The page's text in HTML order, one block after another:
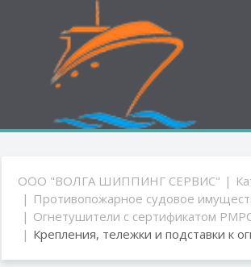
ООО "ВОЛГА ШИППИНГ СЕРВИС"
Противопожарное судовое
Огнетушители с сертификатом
Крепления, тележки и подставки к